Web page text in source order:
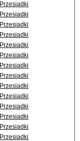
Przesiadki
Przesiadki
Przesiadki
Przesiadki
Przesiadki
Przesiadki
Przesiadki
Przesiadki
Przesiadki
Przesiadki
Przesiadki
Przesiadki
Przesiadki
Przesiadki